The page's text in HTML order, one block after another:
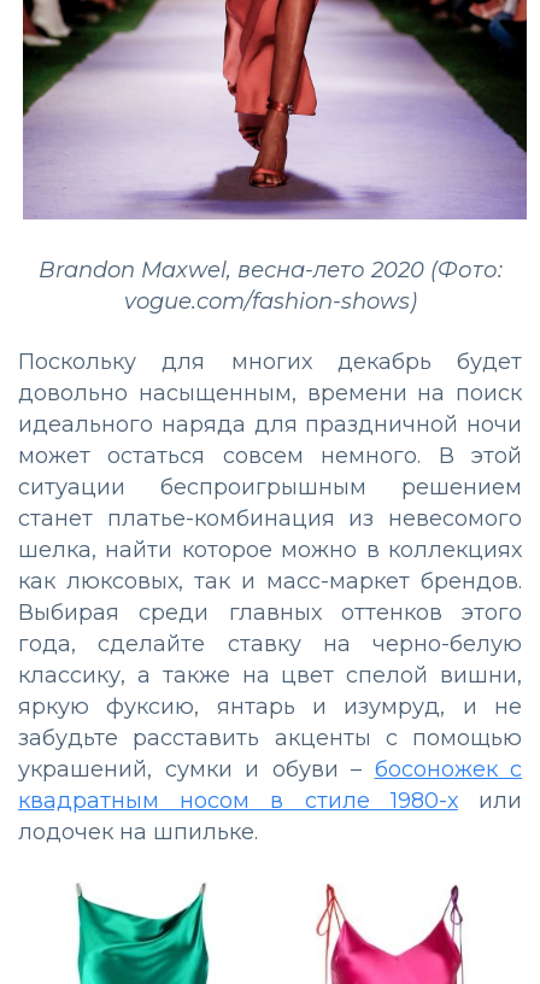
Brandon Maxwel, весна-лето 2020 (Фото:
vogue.com/fashion-shows)
Поскольку для многих декабрь будет
довольно насыщенным, времени на поиск
идеального наряда для праздничной ночи
может остаться совсем немного. В этой
ситуации беспроигрышным решением
станет платье-комбинация из невесомого
шелка, найти которое можно в коллекциях
как люксовых, так и масс-маркет брендов.
Выбирая среди главных оттенков этого
года, сделайте ставку на черно-белую
классику, а также на цвет спелой вишни,
яркую фуксию, янтарь и изумруд, и не
забудьте расставить акценты с помощью
украшений, сумки и обуви – босоножек с
квадратным носом в стиле 1980-хили
лодочек на шпильке.